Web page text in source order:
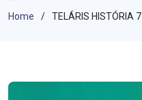
Home TELÁRIS HISTÓRIA 7